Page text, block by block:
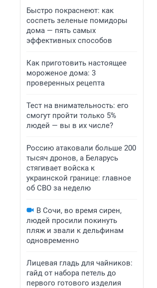
Быстро покраснеют: как
соспеть зеленые помидоры
дома — пять самых
эффективных способов
Как приготовить настоящее
мороженое дома: 3
проверенных рецепта
Тест на внимательность: его
смогут пройти только 5%
людей — вы в их числе?
Россию атаковали больше 200
тысяч дронов, а Беларусь
стягивает войска к
украинской границе: главное
об СВО за неделю
В Сочи, во время сирен,
людей просили покинуть
пляж и звали к дельфинам
одновременно
Лицевая гладь для чайников:
гайд от набора петель до
первого готового изделия